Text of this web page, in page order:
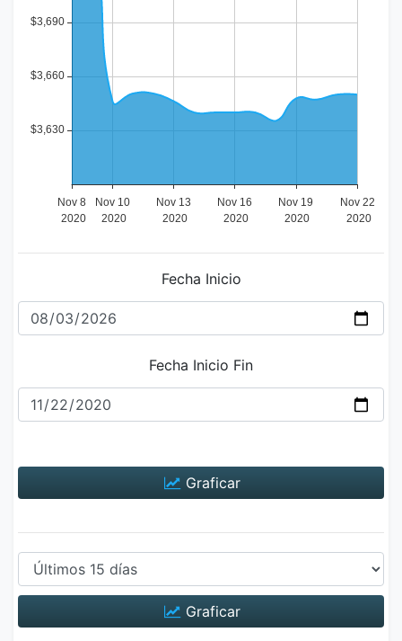
Fecha Inicio
Fecha Inicio Fin
Graficar
Graficar